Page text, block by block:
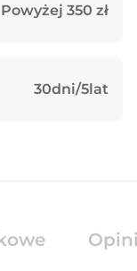
Powyżej 350 zł
30dni/5lat